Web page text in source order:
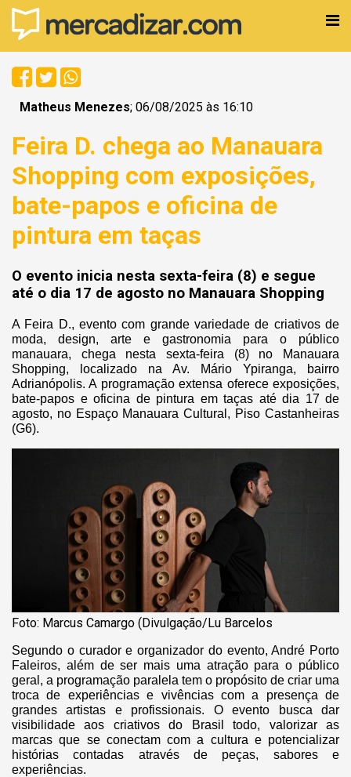
Matheus Menezes; 06/08/2025 às 16:10
Feira D. chega ao Manauara
Shopping com exposições,
bate-papos e oficina de
pintura em taças
O evento inicia nesta sexta-feira (8) e segue
até o dia 17 de agosto no Manauara Shopping
A Feira D., evento com grande variedade de criativos de
moda, design, arte e gastronomia para o público
manauara, chega nesta sexta-feira (8) no Manauara
Shopping, localizado na Av. Mário Ypiranga, bairro
Adrianópolis. A programação extensa oferece exposições,
bate-papos e oficina de pintura em taças até dia 17 de
agosto, no Espaço Manauara Cultural, Piso Castanheiras
(G6).
Foto: Marcus Camargo (Divulgação/Lu Barcelos
Segundo o curador e organizador do evento, André Porto
Faleiros, além de ser mais uma atração para o público
geral, a programação paralela tem o propósito de criar uma
troca de experiências e vivências com a presença de
grandes artistas e profissionais. O evento busca dar
visibilidade aos criativos do Brasil todo, valorizar as
marcas que se conectam com a cultura e potencializar
histórias contadas através de peças, sabores e
experiências.